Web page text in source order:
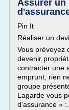
Assurer un
Pin It
Réaliser un
Vous prévoyez
devenir
contracter une
emprunt, rien
groupe
Lagarde vous
d'assurance » :...